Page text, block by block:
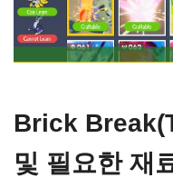
Brick
및 필요한 재